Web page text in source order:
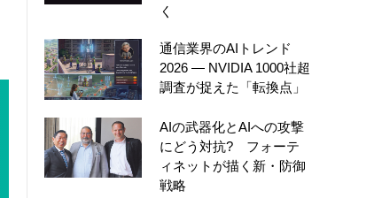
く
通信業界のAIトレンド
2026 ― NVIDIA 1000社超
調査が捉えた「転換点」
AIの武器化とAIへの攻撃
にどう対抗? フォーテ
ィネットが描く新・防御
戦略